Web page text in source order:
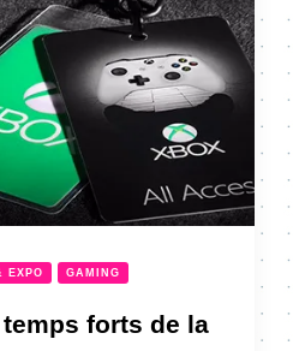
EXPO GAMING
forts de la